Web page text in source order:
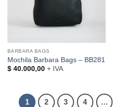
BARBARA BAGS
Mochila Barbara Bags – BB281
$40.000,00+ IVA
1 2 3 4 …